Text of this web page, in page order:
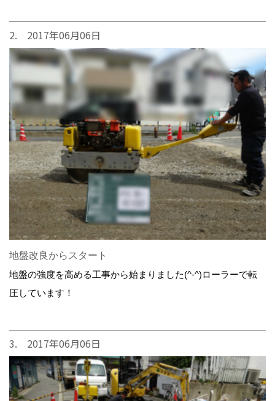
2. 2017年06月06日
地盤改良からスタート
地盤の強度を高める工事から始まりました(^-^)ローラーで転
圧しています！
3. 2017年06月06日